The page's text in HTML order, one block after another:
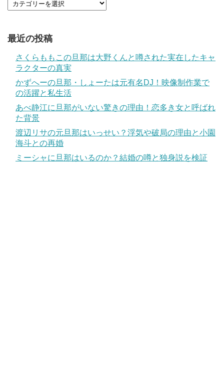
最近の投稿
さくらももこの旦那は大野くんと噂された実在したキャ
ラクターの真実
かずへーの旦那・しょーたは元有名DJ！映像制作業で
の活躍と私生活
あべ静江に旦那がいない驚きの理由！恋多き女と呼ばれ
た背景
渡辺リサの元旦那はいっせい？浮気や破局の理由と小園
海斗との再婚
ミーシャに旦那はいるのか？結婚の噂と独身説を検証